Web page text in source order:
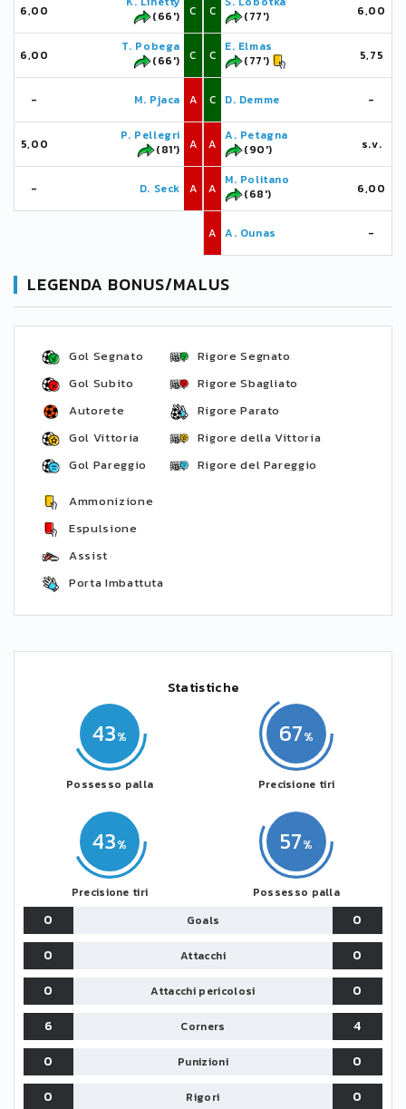
6,00
(66')
C
6,00
T. Pobega
(66')
C
- M. Pjaca A
5,00
P. Pellegri
(81')
A
- D. Seck A
C
(77')
6,00
C
E. Elmas
(77')
5,75
C D. Demme -
A
A. Petagna
(90')
s.v.
A
M. Politano
(68')
6,00
A A. Ounas -
LEGENDA BONUS/MALUS
Gol Segnato
Gol Subito
Autorete
Gol Vittoria
Gol Pareggio
Rigore Segnato
Rigore Sbagliato
Rigore Parato
Rigore della Vittoria
Rigore del Pareggio
Ammonizione
Espulsione
Assist
Porta Imbattuta
Statistiche
43
Possesso palla
43
Precisione tiri
57
Possesso palla
67
Precisione tiri
0 Goals
0
0
Attacchi
0
0
Attacchi pericolosi
0
6
Corners
4
0
Punizioni
0
0
Rigori 0